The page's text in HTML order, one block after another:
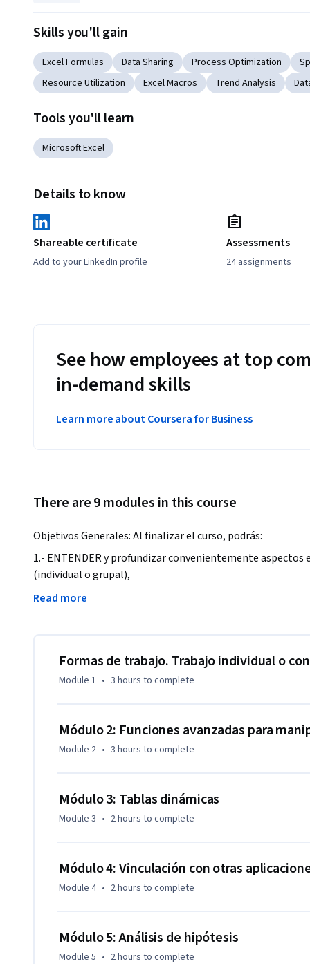
Skills you'll gain
Excel Formulas Data Sharing Process Optimization
Resource Utilization
Excel Macros Trend Analysis
Tools you'll learn
Microsoft Excel
Details to know
Shareable certificate
Add to your LinkedIn profile
Assessments
24 assignments
See how employees at top
in-demand skills
Learn more about Coursera for Business
There are 9 modules in this course
Objetivos Generales: Al finalizar el curso, podrás:
1.- ENTENDER y profundizar convenientemente
(individual o grupal),
2.- EVALUAR el uso de funciones avanzadas para
texto y bases de datos, exportando información a archivos
4.- ENTENDER  el uso de macros lo que te permitirá
Los ejemplos sobre los cuales se apoyan los contenidos
aplicabilidad al mundo de los negocios, con lo que su
la mano.
académica de los usos avanzados del software, sino que,
justamente en un uso intensivo y profundo de Excel, te
permitirá tener una visión más concreta de las
Read more
Formas de trabajo. Trabajo individual o con
Module 1 • 3 hours to complete
Módulo 2: Funciones avanzadas para
Module 2 • 3 hours to complete
Módulo 3: Tablas dinámicas
Module 3 • 2 hours to complete
Módulo 4: Vinculación con otras
Module 4 • 2 hours to complete
Módulo 5: Análisis de hipótesis
Module 5 • 2 hours to complete